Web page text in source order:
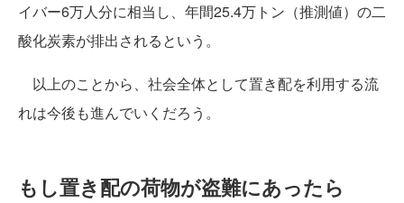
イバー6万人分に相当し、年間25.4万トン（推測値）の二
酸化炭素が排出されるという。
以上のことから、社会全体として置き配を利用する流
れは今後も進んでいくだろう。
もし置き配の荷物が盗難にあったら